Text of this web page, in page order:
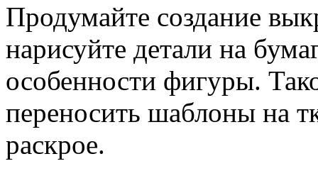
Продумайте создание
нарисуйте детали на
особенности фигуры.
переносить шаблоны на
раскрое.